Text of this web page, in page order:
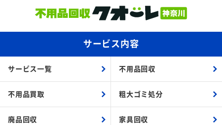
サービス内容
サービス一覧 不用品回収
不用品買取 粗大ゴミ処分
廃品回収 家具回収